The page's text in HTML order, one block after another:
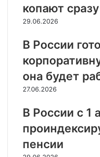
копают
29.06.2026
В России
она будет
27.06.2026
В России с 1
пенсии